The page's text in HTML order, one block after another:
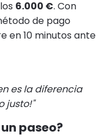
6.000 €. Con
de pago
en 10 minutos ante
es la diferencia
justo!"
paseo?